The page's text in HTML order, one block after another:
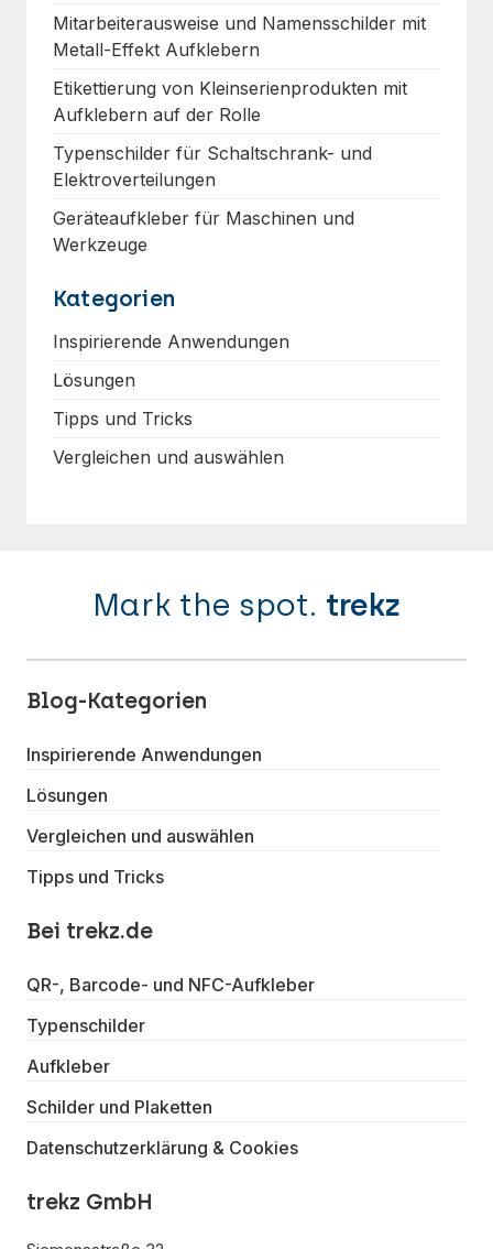
Mitarbeiterausweise und Namensschilder mit
Metall-Effekt Aufklebern
Etikettierung von Kleinserienprodukten mit
Aufklebern auf der Rolle
Typenschilder für Schaltschrank- und
Elektroverteilungen
Geräteaufkleber für Maschinen und
Werkzeuge
Kategorien
Inspirierende Anwendungen
Lösungen
Tipps und Tricks
Vergleichen und auswählen
Mark the spot. trekz
Blog-Kategorien
Inspirierende Anwendungen
Lösungen
Vergleichen und auswählen
Tipps und Tricks
Bei trekz.de
QR-, Barcode- und NFC-Aufkleber
Typenschilder
Aufkleber
Schilder und Plaketten
Datenschutzerklärung & Cookies
trekz GmbH